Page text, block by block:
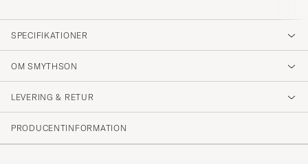
SPECIFIKATIONER
OM SMYTHSON
LEVERING & RETUR
PRODUCENTINFORMATION